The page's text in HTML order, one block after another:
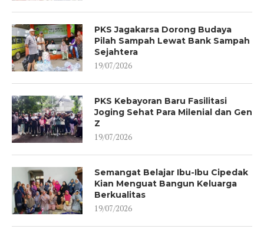
PKS Jagakarsa Dorong Budaya
Pilah Sampah Lewat Bank Sampah
Sejahtera
19/07/2026
PKS Kebayoran Baru Fasilitasi
Joging Sehat Para Milenial dan Gen
Z
19/07/2026
Semangat Belajar Ibu-Ibu Cipedak
Kian Menguat Bangun Keluarga
Berkualitas
19/07/2026